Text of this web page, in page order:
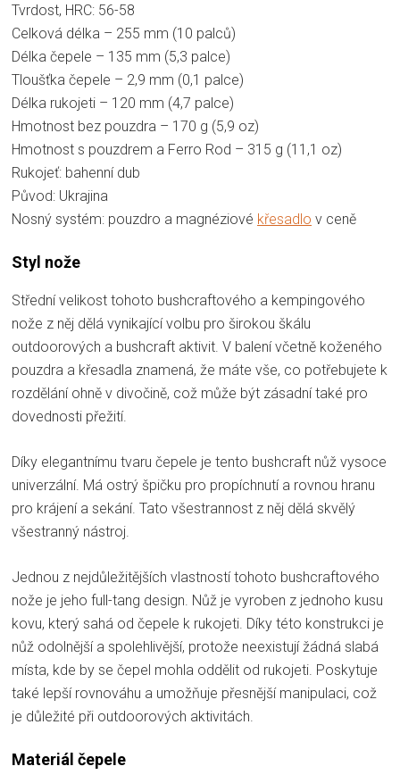
Tvrdost, HRC: 56-58
Celková délka – 255 mm (10 palců)
Délka čepele – 135 mm (5,3 palce)
Tloušťka čepele – 2,9 mm (0,1 palce)
Délka rukojeti – 120 mm (4,7 palce)
Hmotnost bez pouzdra – 170 g (5,9 oz)
Hmotnost s pouzdrem a Ferro Rod – 315 g (11,1 oz)
Rukojeť: bahenní dub
Původ: Ukrajina
Nosný systém: pouzdro a magnéziové křesadlo v ceně
Styl nože
Střední velikost tohoto bushcraftového a kempingového
nože z něj dělá vynikající volbu pro širokou škálu
outdoorových a bushcraft aktivit. V balení včetně koženého
pouzdra a křesadla znamená, že máte vše, co potřebujete k
rozdělání ohně v divočině, což může být zásadní také pro
dovednosti přežití.
Díky elegantnímu tvaru čepele je tento bushcraft nůž vysoce
univerzální. Má ostrý špičku pro propíchnutí a rovnou hranu
pro krájení a sekání. Tato všestrannost z něj dělá skvělý
všestranný nástroj.
Jednou z nejdůležitějších vlastností tohoto bushcraftového
nože je jeho full-tang design. Nůž je vyroben z jednoho kusu
kovu, který sahá od čepele k rukojeti. Díky této konstrukci je
nůž odolnější a spolehlivější, protože neexistují žádná slabá
místa, kde by se čepel mohla oddělit od rukojeti. Poskytuje
také lepší rovnováhu a umožňuje přesnější manipulaci, což
je důležité při outdoorových aktivitách.
Materiál čepele